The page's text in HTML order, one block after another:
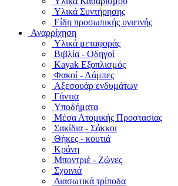
Υλικά Συντήρησης
Είδη προσωπικής υγιεινής
Αναρρίχηση
Υλικά μεταφοράς
Βιβλία - Οδηγοί
Kayak Εξοπλισμός
Φακοί - Λάμπες
Αξεσουάρ ενδυμάτων
Γάντια
Υποδήματα
Μέσα Ατομικής Προστασίας
Σακίδια - Σάκκοι
Θήκες - κουτιά
Κράνη
Μποντριέ - Ζώνες
Σχοινιά
Διασωτικά τρίποδα